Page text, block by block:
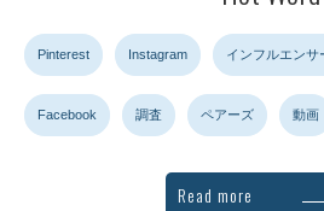
Pinterest Instagram インフルエンサ
Facebook 調査 ペアーズ 動画
Read more